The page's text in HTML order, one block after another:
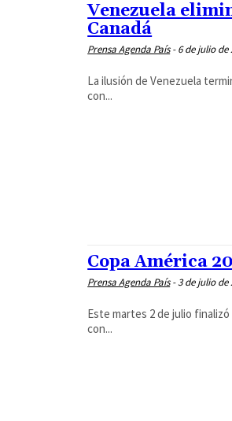
Venezuela
Canadá
Prensa Agenda País - 6 de julio de
La ilusión de Venezuela
con...
Copa América
Prensa Agenda País - 3 de julio de
Este martes 2 de julio
con...